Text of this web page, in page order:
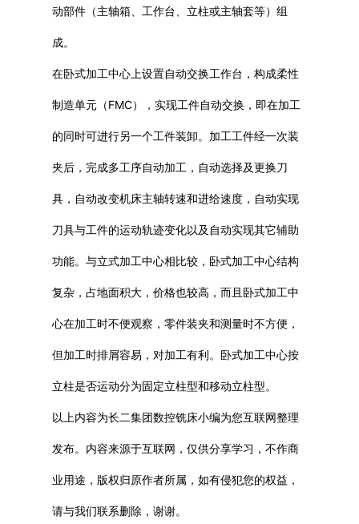
动部件（主轴箱、工作台、立柱或主轴套等）组
成。
在卧式加工中心上设置自动交换工作台，构成柔性
制造单元（FMC），实现工件自动交换，即在加工
的同时可进行另一个工件装卸。加工工件经一次装
夹后，完成多工序自动加工，自动选择及更换刀
具，自动改变机床主轴转速和进给速度，自动实现
刀具与工件的运动轨迹变化以及自动实现其它辅助
功能。与立式加工中心相比较，卧式加工中心结构
复杂，占地面积大，价格也较高，而且卧式加工中
心在加工时不便观察，零件装夹和测量时不方便，
但加工时排屑容易，对加工有利。卧式加工中心按
立柱是否运动分为固定立柱型和移动立柱型。
以上内容为长二集团数控铣床小编为您互联网整理
发布。内容来源于互联网，仅供分享学习，不作商
业用途，版权归原作者所属，如有侵犯您的权益，
请与我们联系删除，谢谢。